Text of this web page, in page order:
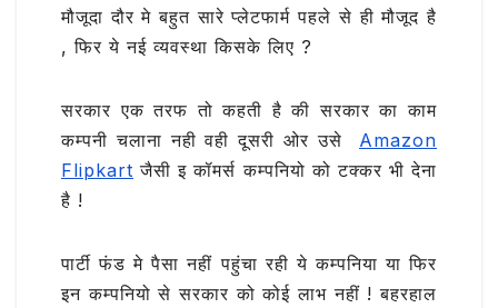
मौजूदा दौर मे बहुत सारे प्लेटफार्म पहले से ही मौजूद है
, फिर ये नई व्यवस्था किसके लिए ?
सरकार एक तरफ तो कहती है की सरकार का काम
कम्पनी चलाना नही वही दूसरी ओर उसे Amazon
Flipkart जैसी इ कॉमर्स कम्पनियो को टक्कर भी देना
है !
पार्टी फंड मे पैसा नहीं पहुंचा रही ये कम्पनिया या फिर
इन कम्पनियो से सरकार को कोई लाभ नहीं ! बहरहाल